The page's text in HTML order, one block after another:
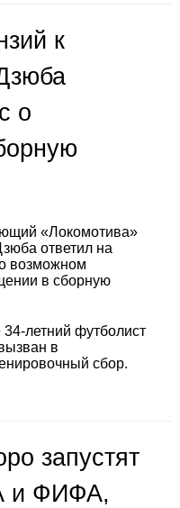
к
о
«Локомотива»
ответил на
возможном
в сборную
34-летний футболист
в
сбор.
запустят
и ФИФА,